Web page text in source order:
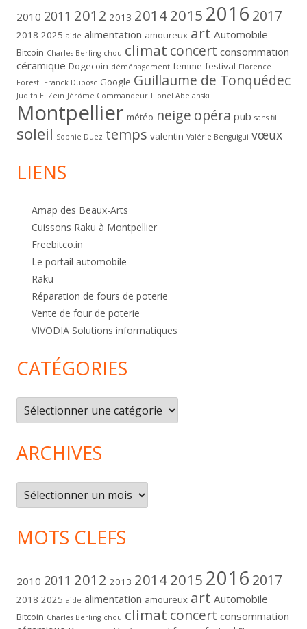
2010 2011 2012 2013 20142015 2016 2017
2018 2025 aide alimentation amoureux art Automobile
Bitcoin Charles Berling chou climat concert consommation
céramique Dogecoin déménagement femme festival Florence
Foresti Franck Dubosc Google Guillaume de Tonquédec
Judith El Zein Jérôme Commandeur Lionel Abelanski
Montpellier météo neige opéra pub sans fil
soleil Sophie Duez temps valentin Valérie Benguigui vœux
LIENS
Amap des Beaux-Arts
Cuissons Raku à Montpellier
Freebitco.in
Le portail automobile
Raku
Réparation de fours de poterie
Vente de four de poterie
VIVODIA Solutions informatiques
CATÉGORIES
Catégories
ARCHIVES
Archives
MOTS CLEFS
2010 2011 2012 2013 20142015 2016 2017
2018 2025 aide alimentation amoureux art Automobile
Bitcoin Charles Berling chou climat concert consommation